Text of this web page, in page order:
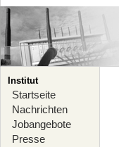
Institut
Startseite
Nachrichten
Jobangebote
Presse